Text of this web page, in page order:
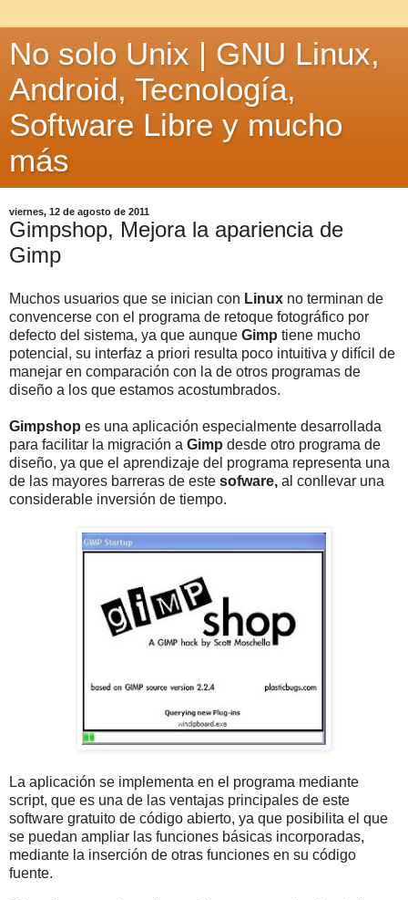
No solo Unix | GNU Linux,
Android, Tecnología,
Software Libre y mucho
más
viernes, 12 de agosto de 2011
Gimpshop, Mejora la apariencia de
Gimp
Muchos usuarios que se inician con Linux no terminan de
convencerse con el programa de retoque fotográfico por
defecto del sistema, ya que aunque Gimp tiene mucho
potencial, su interfaz a priori resulta poco intuitiva y difícil de
manejar en comparación con la de otros programas de
diseño a los que estamos acostumbrados.
Gimpshop es una aplicación especialmente desarrollada
para facilitar la migración a Gimp desde otro programa de
diseño, ya que el aprendizaje del programa representa una
de las mayores barreras de este sofware, al conllevar una
considerable inversión de tiempo.
La aplicación se implementa en el programa mediante
script, que es una de las ventajas principales de este
software gratuito de código abierto, ya que posibilita el que
se puedan ampliar las funciones básicas incorporadas,
mediante la inserción de otras funciones en su código
fuente.